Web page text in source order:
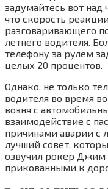
задумайтесь вот над
что скорость
разговаривающего
летнего водителя.
телефону за рулем
целых 20 процентов.
Однако, не только
водителя во время
возня с
взаимодействие с
причинами аварии с
лучший совет,
озвучил рокер Джим
прикованными к